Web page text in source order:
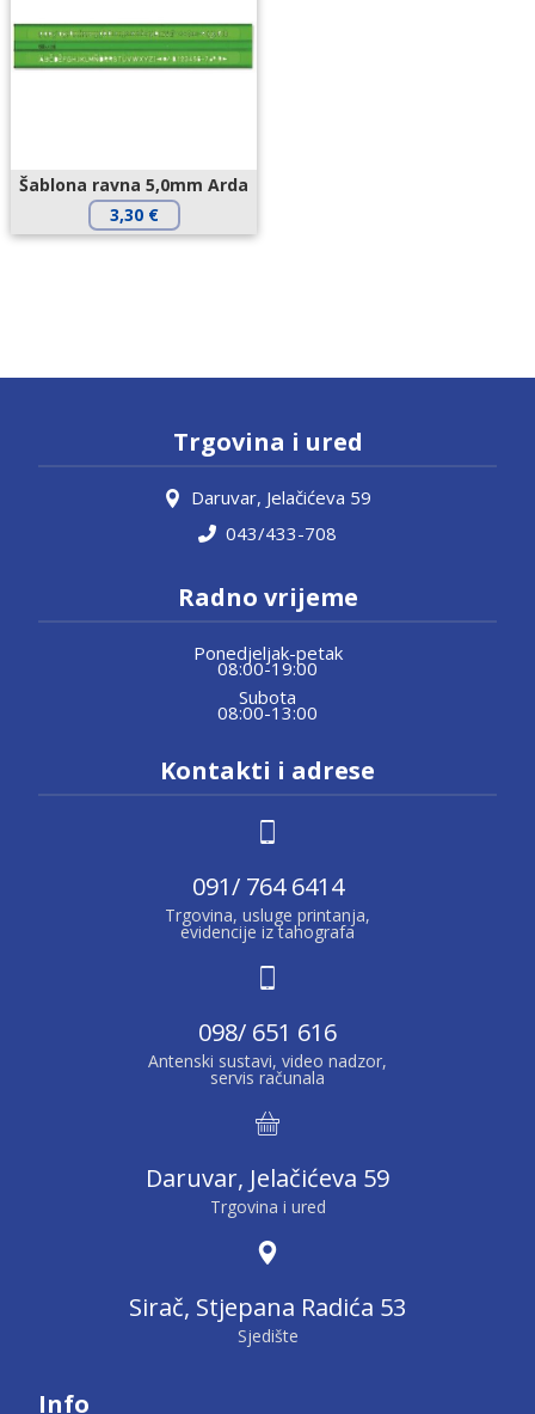
Šablona ravna 5,0mm Arda
3,30 €
Trgovina i ured
Daruvar, Jelačićeva 59
043/433-708
Radno vrijeme
Ponedjeljak-petak
08:00-19:00
Subota
08:00-13:00
Kontakti i adrese
091/ 764 6414
Trgovina, usluge printanja,
evidencije iz tahografa
098/ 651 616
Antenski sustavi, video nadzor,
servis računala
Daruvar, Jelačićeva 59
Trgovina i ured
Sirač, Stjepana Radića 53
Sjedište
Info